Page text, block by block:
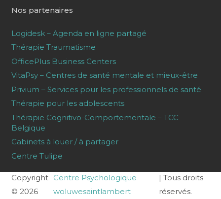
Nos partenaires
Logidesk – Agenda en ligne partagé
Thérapie Traumatisme
OfficePlus Business Centers
VitaPsy – Centres de santé mentale et mieux-être
Privium – Services pour les professionnels de santé
Thérapie pour les adolescents
Thérapie Cognitivo-Comportementale – TCC
Belgique
Cabinets à louer / à partager
Centre Tulipe
Copyright
© 2026
Centre Psychologique
woluwesaintlambert
| Tous droits
réservés.